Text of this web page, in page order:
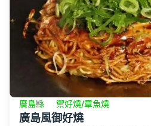
廣島縣 禦好燒/章魚燒
廣島風御好燒